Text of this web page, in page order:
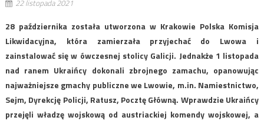
22 listopada 2021
28 października została utworzona w Krakowie Polska Komisja
Likwidacyjna, która zamierzała przyjechać do Lwowa i
zainstalować się w ówczesnej stolicy Galicji. Jednakże 1 listopada
nad ranem Ukraińcy dokonali zbrojnego zamachu, opanowując
najważniejsze gmachy publiczne we Lwowie, m.in. Namiestnictwo,
Sejm, Dyrekcję Policji, Ratusz, Pocztę Główną. Wprawdzie Ukraińcy
przejęli władzę wojskową od austriackiej komendy wojskowej, a